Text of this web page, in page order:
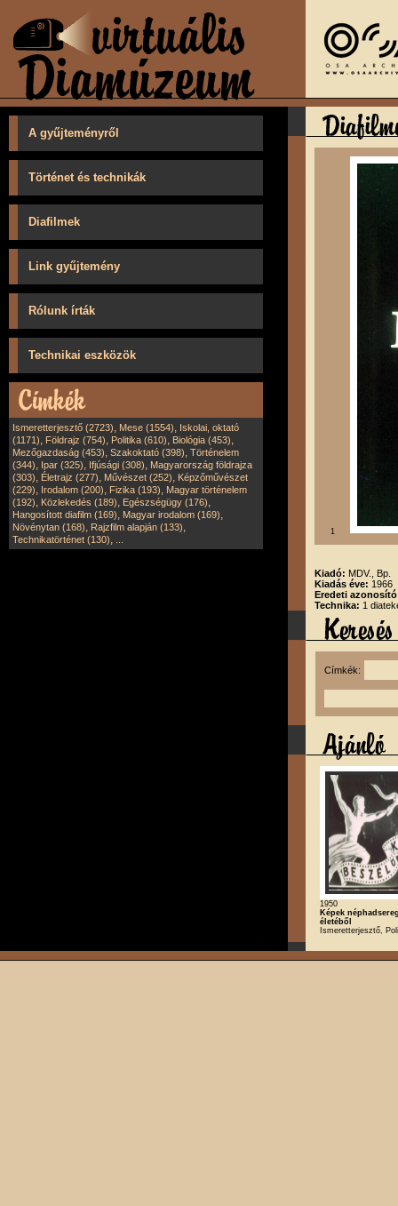
A gyűjteményről
Történet és technikák
Diafilmek
Link gyűjtemény
Rólunk írták
Technikai eszközök
Ismeretterjesztő (2723), Mese (1554), Iskolai, oktató
(1171), Földrajz (754), Politika (610), Biológia (453),
Mezőgazdaság (453), Szakoktató (398), Történelem
(344), Ipar (325), Ifjúsági (308), Magyarország földrajza
(303), Életrajz (277), Művészet (252), Képzőművészet
(229), Irodalom (200), Fizika (193), Magyar történelem
(192), Közlekedés (189), Egészségügy (176),
Hangosított diafilm (169), Magyar irodalom (169),
Növénytan (168), Rajzfilm alapján (133),
Technikatörténet (130),
1
Kiadó: MDV., Bp.
Kiadás éve: 1966
Eredeti
Technika: 1
Címkék:
1950
Képek
életéből
Ismeretterjesztő,